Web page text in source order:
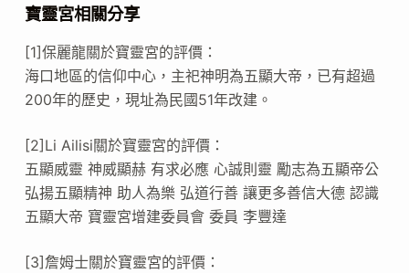
寶靈宮相關分享
[1]保麗龍關於寶靈宮的評價：
海口地區的信仰中心，主祀神明為五顯大帝，已有超過
200年的歷史，現址為民國51年改建。
[2]Li Ailisi關於寶靈宮的評價：
五顯威靈 神威顯赫 有求必應 心誠則靈 勵志為五顯帝公
弘揚五顯精神 助人為樂 弘道行善 讓更多善信大德 認識
五顯大帝 寶靈宮增建委員會 委員 李豐達
[3]詹姆士關於寶靈宮的評價：